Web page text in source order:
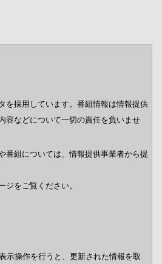
を採用しています。番組情報は情報提供
容などについて一切の責任を負いませ
番組については、情報提供事業者から提
をご覧ください。
示操作を行うと、更新された情報を取